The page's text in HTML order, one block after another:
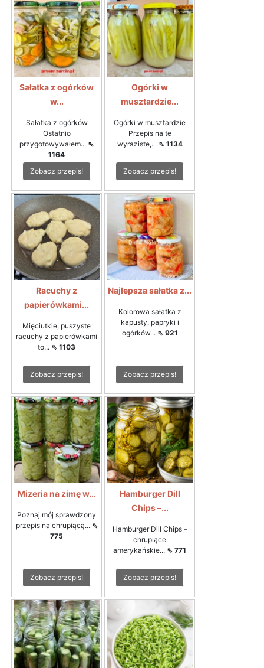
Sałatka z ogórków
w...
Sałatka z ogórków
Ostatnio
przygotowywałem... ⇖
1164
Zobacz przepis!
Ogórki w
musztardzie...
Ogórki w musztardzie
Przepis na te
wyraziste,... ⇖ 1134
Zobacz przepis!
Racuchy z
papierówkami...
Mięciutkie, puszyste
racuchy z papierówkami
to... ⇖ 1103
Zobacz przepis!
Najlepsza sałatka z...
Kolorowa sałatka z
kapusty, papryki i
ogórków... ⇖ 921
Zobacz przepis!
Mizeria na zimę w...
Poznaj mój sprawdzony
przepis na chrupiącą... ⇖
775
Zobacz przepis!
Hamburger Dill
Chips –...
Hamburger Dill Chips –
chrupiące
amerykańskie... ⇖ 771
Zobacz przepis!